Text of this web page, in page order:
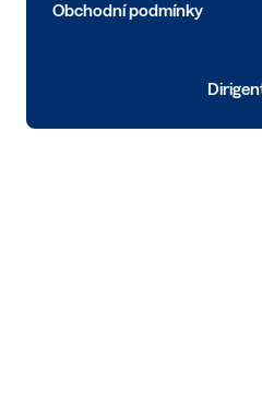
Obchodní podmínky